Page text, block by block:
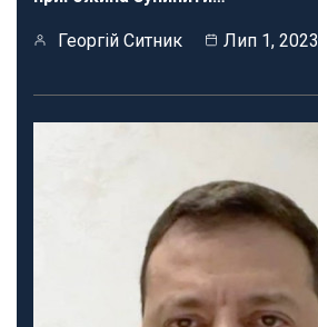
Георгій Ситник Лип 1, 2023